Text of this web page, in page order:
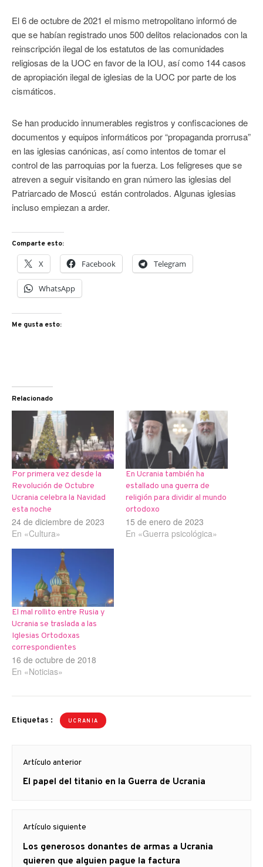
El 6 de octubre de 2021 el mismo metropolitano informó de
que se habían registrado unos 500 delitos relacionados con la
reinscripción ilegal de los estatutos de las comunidades
religiosas de la UOC en favor de la IOU, así como 144 casos
de apropiación ilegal de iglesias de la UOC por parte de los
cismáticos.
Se han producido innumerables registros y confiscaciones de
documentos y equipos informáticos por “propaganda prorrusa”
en las iglesias canónicas, así como intentos de tomar el
control de las parroquias por la fuerza. Los feligreses que se
atreven a seguir visitando en gran número las iglesias del
Patriarcado de Moscú están controlados. Algunas iglesias
incluso empiezan a arder.
Comparte esto:
X Facebook Telegram
WhatsApp
Me gusta esto:
Relacionado
Por primera vez desde la
Revolución de Octubre
Ucrania celebra la Navidad
esta noche
24 de diciembre de 2023
En «Cultura»
En Ucrania también ha
estallado una guerra de
religión para dividir al mundo
ortodoxo
15 de enero de 2023
En «Guerra psicológica»
El mal rollito entre Rusia y
Ucrania se traslada a las
Iglesias Ortodoxas
correspondientes
16 de octubre de 2018
En «Noticias»
Etiquetas : UCRANIA
de
entradas
Artículo anterior
Artículo
El papel del titanio en la Guerra de Ucrania
Artículo siguiente
Artículo
siguiente:
Los generosos donantes de armas a Ucrania
quieren que alguien pague la factura